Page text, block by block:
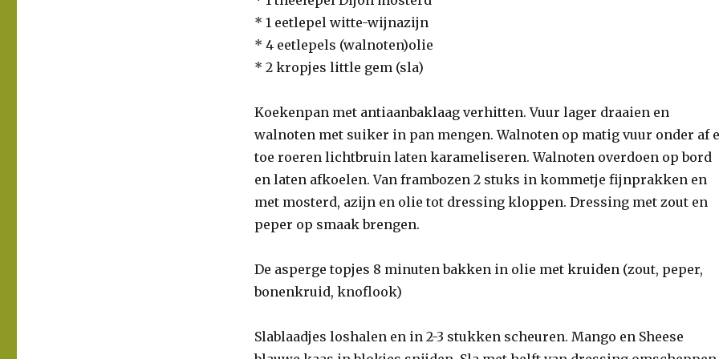
* 1 eetlepel witte-wijnazijn
* 4 eetlepels (walnoten)olie
* 2 kropjes little gem (sla)
Koekenpan met antiaanbaklaag verhitten. Vuur lager draaien en
walnoten met suiker in pan mengen. Walnoten op matig vuur onder af
toe roeren lichtbruin laten karameliseren. Walnoten overdoen op bord
en laten afkoelen. Van frambozen 2 stuks in kommetje fijnprakken en
met mosterd, azijn en olie tot dressing kloppen. Dressing met zout en
peper op smaak brengen.
De asperge topjes 8 minuten bakken in olie met kruiden (zout, peper,
bonenkruid, knoflook)
Slablaadjes loshalen en in 2-3 stukken scheuren. Mango en Sheese